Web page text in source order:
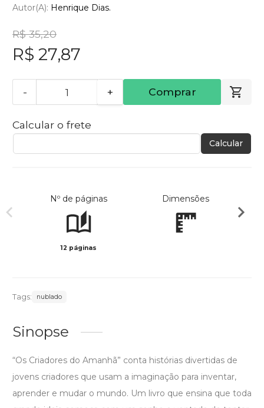
Autor(a): Henrique Dias.
R$ 35,20
R$ 27,87
- + Comprar
Calcular o frete
Calcular
Nº de páginas
12 páginas
Dimensões
Tags: nublado
Sinopse
“Os Criadores do Amanhã” conta histórias divertidas de
jovens criadores que usam a imaginação para inventar,
aprender e mudar o mundo. Um livro que ensina que toda